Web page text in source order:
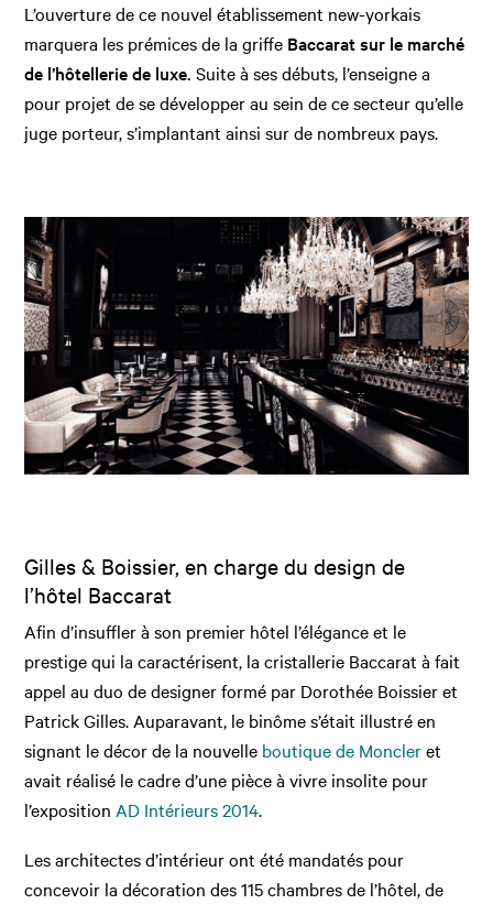
L’ouverture de ce nouvel établissement new-yorkais
marquera les prémices de la griffe Baccarat sur le marché
de l’hôtellerie de luxe. Suite à ses débuts, l’enseigne a
pour projet de se développer au sein de ce secteur qu’elle
juge porteur, s’implantant ainsi sur de nombreux pays.
Gilles & Boissier, en charge du design de
l’hôtel Baccarat
Afin d’insuffler à son premier hôtel l’élégance et le
prestige qui la caractérisent, la cristallerie Baccarat à fait
appel au duo de designer formé par Dorothée Boissier et
Patrick Gilles. Auparavant, le binôme s’était illustré en
signant le décor de la nouvelle boutique de Moncleret
avait réalisé le cadre d’une pièce à vivre insolite pour
l’exposition AD Intérieurs 2014.
Les architectes d’intérieur ont été mandatés pour
concevoir la décoration des 115 chambres de l’hôtel, de